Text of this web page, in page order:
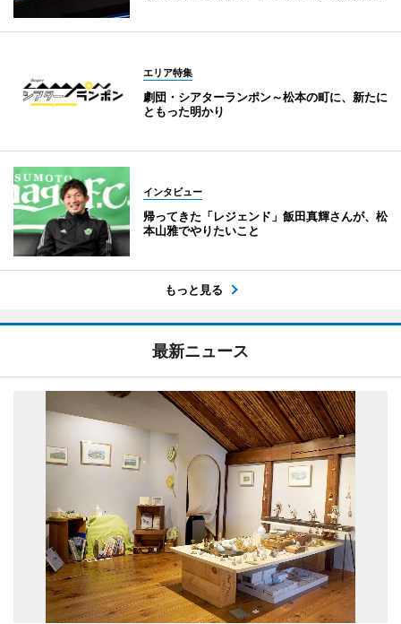
エリア特集
劇団・シアターランポン～松本の町に、新たに
ともった明かり
インタビュー
帰ってきた「レジェンド」飯田真輝さんが、松
本山雅でやりたいこと
もっと見る
最新ニュース